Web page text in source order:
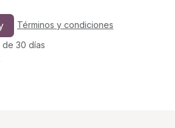
Términos y condiciones
30 días